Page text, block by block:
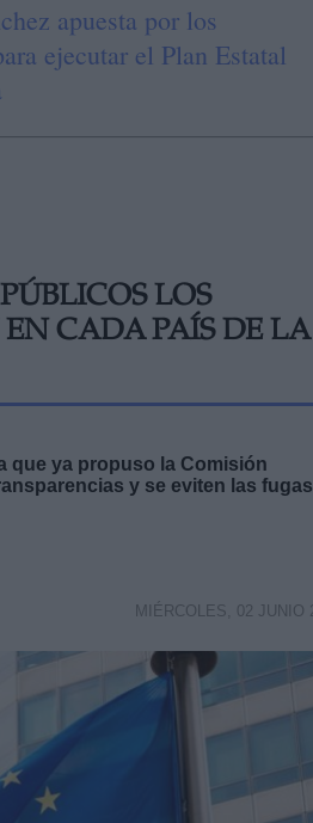
apuesta por los
ejecutar el Plan Estatal
LOS
CADA PAÍS DE LA
que ya propuso la Comisión
y se eviten las
MIÉRCOLES, 02 JUNIO